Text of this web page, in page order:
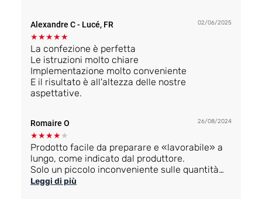
Facile da installare
Bello l'effetto ottenuto
Alexandre C- Lucé, FR 02/06/2025
★★★★★
La confezione è perfetta
Le istruzioni molto chiare
Implementazione molto conveniente
E il risultato è all'altezza delle nostre
aspettative.
Romaire O 26/08/2024
★★★★★
Prodotto facile da preparare e «lavorabile» a
lungo, come indicato dal produttore.
Solo un piccolo inconveniente sulle quantità
del prodotto: da parte mia, ho effettuato due
Leggi di più